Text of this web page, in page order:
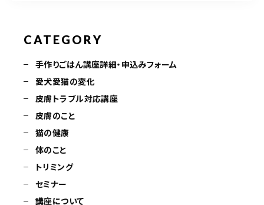
CATEGORY
手作りごはん講座詳細・申込みフォーム
愛犬愛猫の変化
皮膚トラブル対応講座
皮膚のこと
猫の健康
体のこと
トリミング
セミナー
講座について